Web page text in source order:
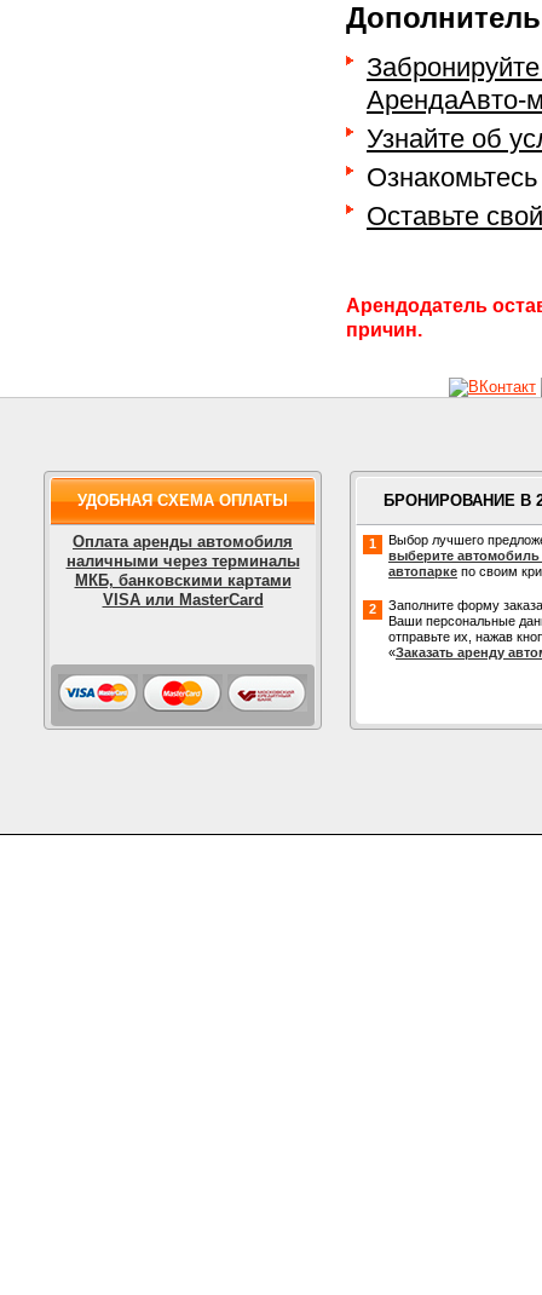
АрендаАвто-
Узнайте об
Оставьте
Арендодатель
причин.
УДОБНАЯ СХЕМА ОПЛАТЫ
Оплата аренды автомобиля
наличными через терминалы
МКБ, банковскими картами
VISA или MasterCard
БРОНИРОВАНИЕ В
1
Выбор лучшего
выберите
автопарке по своим
2
Заполните форму
Ваши персональные
отправьте их, нажав
«Заказать аренду